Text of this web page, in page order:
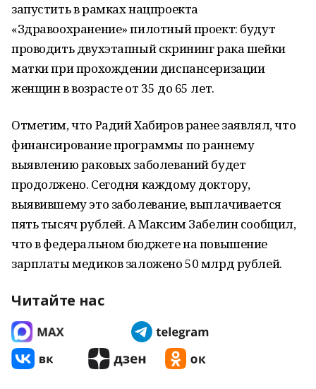
запустить в рамках нацпроекта
«Здравоохранение» пилотный проект: будут
проводить двухэтапный скрининг рака шейки
матки при прохождении диспансеризации
женщин в возрасте от 35 до 65 лет.
Отметим, что Радий Хабиров ранее заявлял, что
финансирование программы по раннему
выявлению раковых заболеваний будет
продолжено. Сегодня каждому доктору,
выявившему это заболевание, выплачивается
пять тысяч рублей. А Максим Забелин сообщил,
что в федеральном бюджете на повышение
зарплаты медиков заложено 50 млрд рублей.
Читайте нас